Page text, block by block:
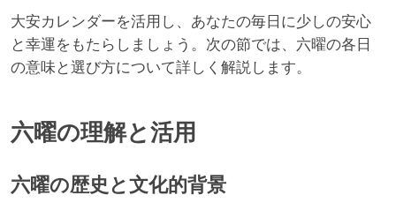
大安カレンダーを活用し、あなたの毎日に少しの安心
と幸運をもたらしましょう。次の節では、六曜の各日
の意味と選び方について詳しく解説します。
六曜の理解と活用
六曜の歴史と文化的背景